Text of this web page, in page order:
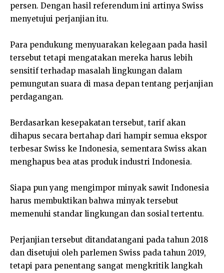
persen. Dengan hasil referendum ini artinya Swiss
menyetujui perjanjian itu.
Para pendukung menyuarakan kelegaan pada hasil
tersebut tetapi mengatakan mereka harus lebih
sensitif terhadap masalah lingkungan dalam
pemungutan suara di masa depan tentang perjanjian
perdagangan.
Berdasarkan kesepakatan tersebut, tarif akan
dihapus secara bertahap dari hampir semua ekspor
terbesar Swiss ke Indonesia, sementara Swiss akan
menghapus bea atas produk industri Indonesia.
Siapa pun yang mengimpor minyak sawit Indonesia
harus membuktikan bahwa minyak tersebut
memenuhi standar lingkungan dan sosial tertentu.
Perjanjian tersebut ditandatangani pada tahun 2018
dan disetujui oleh parlemen Swiss pada tahun 2019,
tetapi para penentang sangat mengkritik langkah